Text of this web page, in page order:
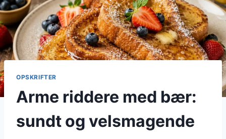
OPSKRIFTER
Arme riddere med bær:
sundt og velsmagende